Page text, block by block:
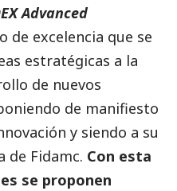
Advanced
de excelencia que se
estratégicas a la
de nuevos
de manifiesto
y siendo a su
de Fidamc. Con esta
se proponen